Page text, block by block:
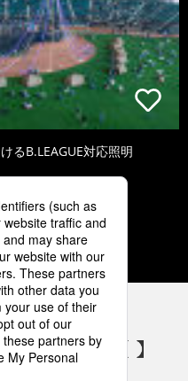
るB.LEAGUE対応照明
4 5
SNSアカウント